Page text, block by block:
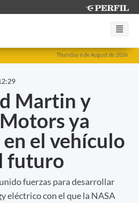
Thursday 6 de August de 2026
Martin y
ya
el vehículo
futuro
fuerzas para desarrollar
eléctrico con el que la NASA